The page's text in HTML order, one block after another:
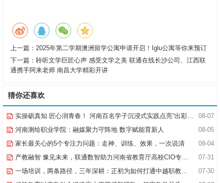
上一篇： 2025年第二学期澳洲留学公寓申请开启！Iglu公寓等你来预订
下一篇： 聆听文学巨匠心声 感受文学之美 联通在线长沙公司、江西联
通携手阿来老师 南昌大学精彩开讲
猜你还喜欢
08-07
实操砺真知 匠心润青春！ 河南百名学子沉浸式实践点亮“出彩中原”实践路
08-05
河南测绘职业学院：融媒聚力守阵地 数字赋能育新人
08-04
家长最关心的5个专注力问题：走神、训练、效果，一次说清
07-31
产教融智 豫见未来，联通数智助力河南省教育厅高校CIO专题研究班共探AI赋能高等教育新路径
07-30
一场培训，两条路径，三年深耕：正初为如何打通中越职教合作的“最后一公里”